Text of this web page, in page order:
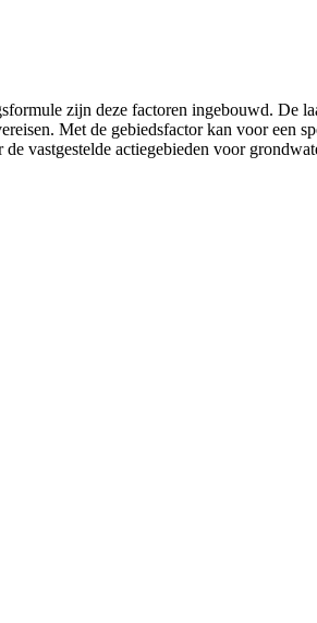
zijn deze factoren ingebouwd. De
Met de gebiedsfactor kan voor een
vastgestelde actiegebieden voor